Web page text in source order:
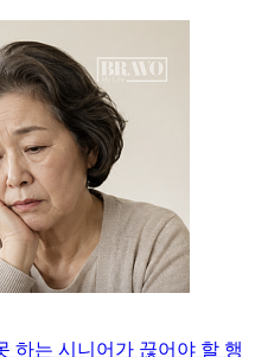
하는 시니어가 끊어야 할 행